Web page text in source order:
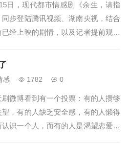
日，现代都市情感剧《余生，请指
同步登陆腾讯视频、湖南央视，结合
已经上映的剧情，以及记者提前观影
到的惊喜，帅哥美女、甜甜的感情等
感 1782 0
刷微博看到有一个投票：有的人攒够
望，有的人缺乏安全感，有的人懒得
认识一个人，而有的人是渴望恋爱但